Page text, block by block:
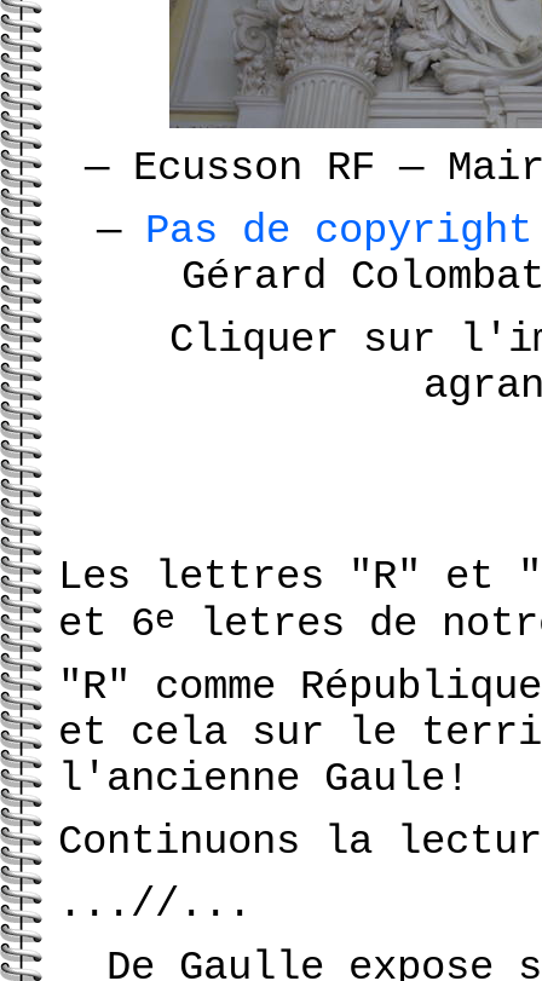
—Ecusson RF—
— Pas de
Gérard
Cliquer sur
Les lettres "R" et
et 6e
letres de
"R" comme
et cela sur le
l'ancienne Gaule!
Continuons la
...//...
De Gaulle